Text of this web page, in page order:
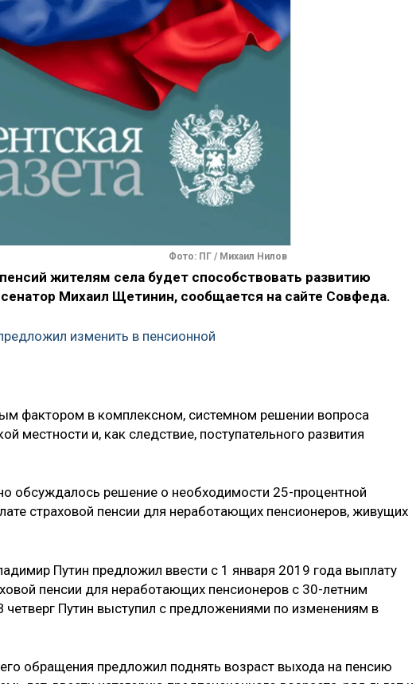
Фото: ПГ / Михаил Нилов
жителям села будет способствовать развитию
сенатор Михаил Щетинин, сообщается на сайте Совфеда.
изменить в пенсионной
фактором в комплексном, системном решении вопроса
местности и, как следствие, поступательного развития
обсуждалось решение о необходимости 25-процентной
страховой пенсии для неработающих пенсионеров, живущих
Путин предложил ввести с 1 января 2019 года выплату
пенсии для неработающих пенсионеров с 30-летним
четверг Путин выступил с предложениями по изменениям в
обращения предложил поднять возраст выхода на пенсию